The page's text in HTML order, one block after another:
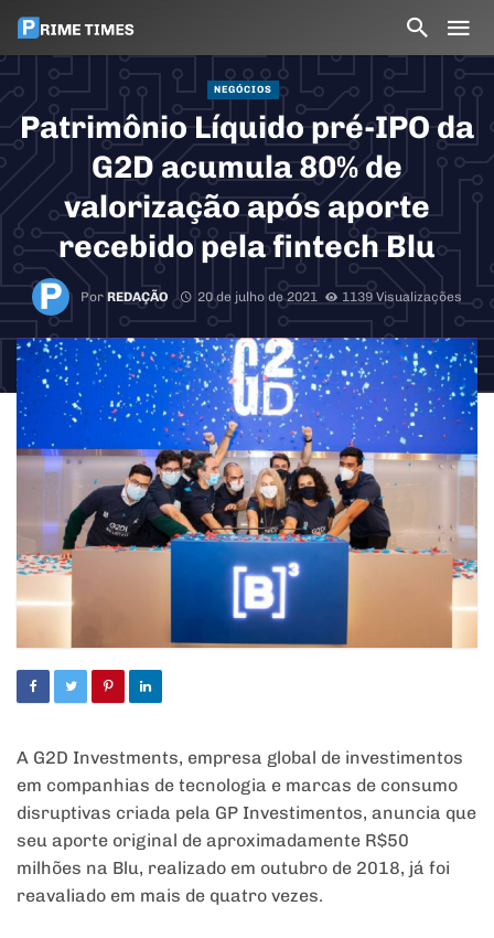
NEGÓCIOS
Patrimônio Líquido pré-IPO da
G2D acumula 80% de
valorização após aporte
recebido pela fintech Blu
Por REDAÇÃO 20 de julho de 2021 1139 Visualizações
A G2D Investments, empresa global de investimentos
em companhias de tecnologia e marcas de consumo
disruptivas criada pela GP Investimentos, anuncia que
seu aporte original de aproximadamente R$50
milhões na Blu, realizado em outubro de 2018, já foi
reavaliado em mais de quatro vezes.